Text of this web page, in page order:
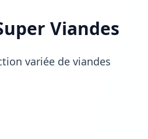
Viandes
variée de viandes